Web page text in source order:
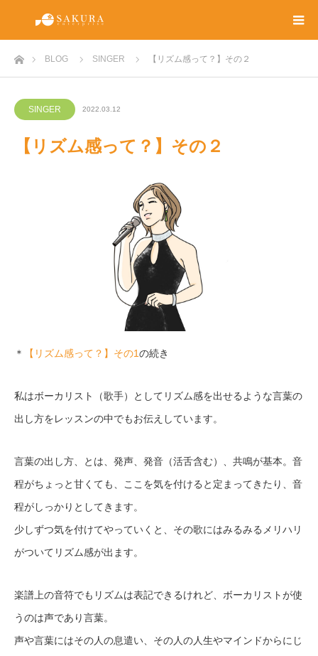
ホームBLOG SINGER 【リズム感って？】その２
SINGER 2022.03.12
【リズム感って？】その２
＊ 【リズム感って？】その1の続き
私はボーカリスト（歌手）としてリズム感を出せるような言葉の
出し方をレッスンの中でもお伝えしています。
言葉の出し方、とは、発声、発音（活舌含む）、共鳴が基本。音
程がちょっと甘くても、ここを気を付けると定まってきたり、音
程がしっかりとしてきます。
少しずつ気を付けてやっていくと、その歌にはみるみるメリハリ
がついてリズム感が出ます。
楽譜上の音符でもリズムは表記できるけれど、ボーカリストが使
うのは声であり言葉。
声や言葉にはその人の息遣い、その人の人生やマインドからにじ